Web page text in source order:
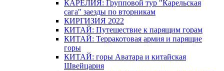
КАРЕЛИЯ: Групповой тур "Карельская
сага" заезды по вторникам
КИРГИЗИЯ 2022
КИТАЙ: Путешествие к парящим горам
КИТАЙ: Терракотовая армия и парящие
горы
КИТАЙ: горы Аватара и китайская
Швейцария